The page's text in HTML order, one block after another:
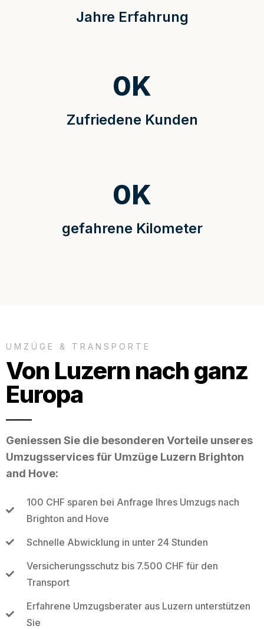
Jahre Erfahrung
Zufriedene Kunden
0K
gefahrene Kilometer
0K
UMZÜGE & TRANSPORTE
Von Luzern nach ganz
Europa
Geniessen Sie die besonderen Vorteile unseres
Umzugsservices für Umzüge Luzern Brighton
and Hove:
100 CHF sparen bei Anfrage Ihres Umzugs nach
Brighton and Hove
Schnelle Abwicklung in unter 24 Stunden
Versicherungsschutz bis 7.500 CHF für den
Transport
Erfahrene Umzugsberater aus Luzern unterstützen
Sie